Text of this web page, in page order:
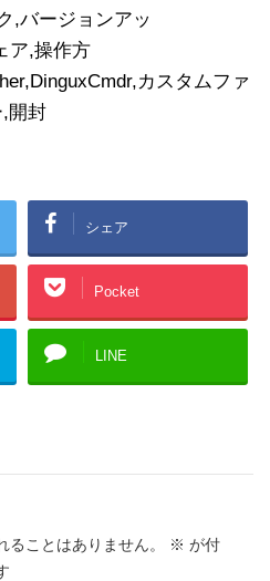
,バージョンアッ
ア,操作方
カスタムファ
開封
シェア
Pocket
LINE
ることはありません。 ※ が付